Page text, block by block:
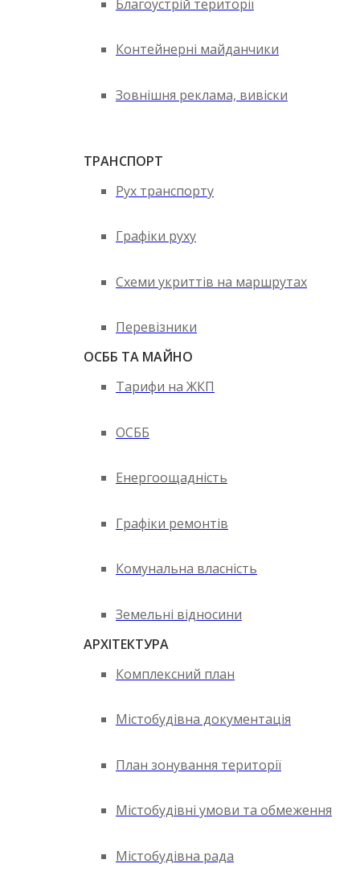
Благоустрій території
Контейнерні майданчики
Зовнішня реклама, вивіски
ТРАНСПОРТ
Рух транспорту
Графіки руху
Схеми укриттів на маршрутах
Перевізники
ОСББ ТА МАЙНО
Тарифи на ЖКП
ОСББ
Енергоощадність
Графіки ремонтів
Комунальна власність
Земельні відносини
АРХІТЕКТУРА
Комплексний план
Містобудівна документація
План зонування території
Містобудівні умови та обмеження
Містобудівна рада